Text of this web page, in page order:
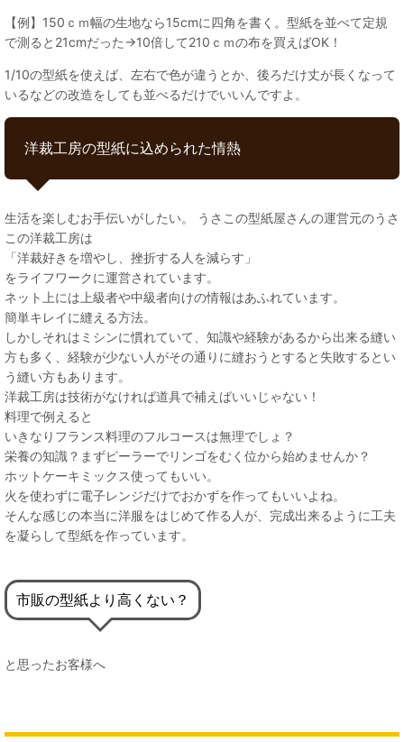
【例】150ｃｍ幅の生地なら15cmに四角を書く。型紙を並べて定規
で測ると21cmだった→10倍して210ｃｍの布を買えばOK！
1/10の型紙を使えば、左右で色が違うとか、後ろだけ丈が長くなって
いるなどの改造をしても並べるだけでいいんですよ。
洋裁工房の型紙に込められた情熱
生活を楽しむお手伝いがしたい。 うさこの型紙屋さんの運営元のうさ
この洋裁工房は
「洋裁好きを増やし、挫折する人を減らす」
をライフワークに運営されています。
ネット上には上級者や中級者向けの情報はあふれています。
簡単キレイに縫える方法。
しかしそれはミシンに慣れていて、知識や経験があるから出来る縫い
方も多く、経験が少ない人がその通りに縫おうとすると失敗するとい
う縫い方もあります。
洋裁工房は技術がなければ道具で補えばいいじゃない！
料理で例えると
いきなりフランス料理のフルコースは無理でしょ？
栄養の知識？まずピーラーでリンゴをむく位から始めませんか？
ホットケーキミックス使ってもいい。
火を使わずに電子レンジだけでおかずを作ってもいいよね。
そんな感じの本当に洋服をはじめて作る人が、完成出来るように工夫
を凝らして型紙を作っています。
市販の型紙より高くない？
と思ったお客様へ